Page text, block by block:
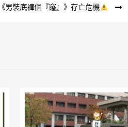
《男裝底褲個『窿』》存亡危機